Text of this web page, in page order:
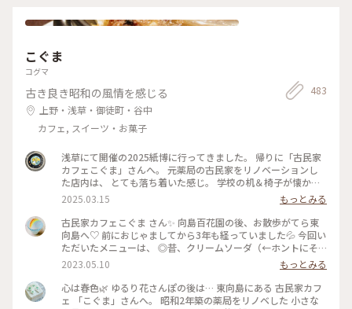
て、東京にはいまはここだけになってしまったのですね。 土日
前 #カフェ #まだまだ #行きたいカフェが #いっぱい
こぐま
コグマ
古き良き昭和の風情を感じる
上野・浅草・御徒町・谷中
カフェ, スイーツ・お菓子
483
浅草にて開催の2025紙博に行ってきました。 帰りに「古民家
カフェこぐま」さんへ。 元薬局の古民家をリノベーションし
た店内は、 とても落ち着いた感じ。 学校の机＆椅子が懐かし
いかった！ 食事とスイーツで悩みましたが、 今回はランチ兼
ディナーとして焼きオムライス。 卵の下にチーズが入ってい
て、美味しかったです。 次はスイーツをいただきたいな〜 #曳
舟 #東向島 #古民家カフェ #スカイツリー
2025.03.15
もっとみる
古民家カフェこぐま さん✨ 向島百花園の後、お散歩がてら東
向島へ♡ 前におじゃましてから3年も経っていました💦 今回い
ただいたメニューは、 ◎昔、クリームソーダ（←ホントにそ
ういう名前） ◎焼きカレー ここに来ると頼みたくなるクリー
ムソーダ（笑） （前回も投稿していた😂） そしてお初の焼き
カレー旨しです！🍛 * 相変わらずレトロ感溢れ、ダウンライト
が落ち着きます。 ポイントカードをもらったので、 また訪問
2023.05.10
もっとみる
心は春色🌿 ゆるり花さんぽの後は… 東向島にある 古民家カフ
ェ 「こぐま」さんへ。 昭和2年築の薬局をリノベした 小さな